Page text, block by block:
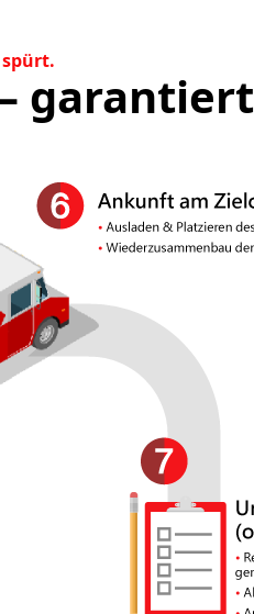
garantiert